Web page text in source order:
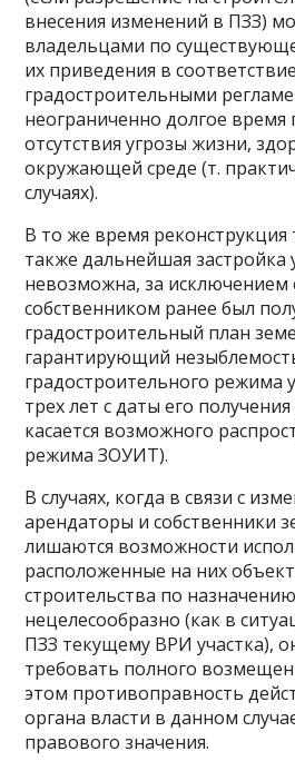
внесения изменений в ПЗЗ)
владельцами по
их приведения в
градостроительными
неограниченно долгое время
отсутствия угрозы жизни,
окружающей среде (т.
случаях).
В то же время реконструкция
также дальнейшая застройка
невозможна, за исключением
собственником ранее был
градостроительный план
гарантирующий
градостроительного режима
трех лет с даты его
касается возможного
режима ЗОУИТ).
В случаях, когда в связи с
арендаторы и собственники
лишаются возможности
расположенные на них
строительства по
нецелесообразно (как в
ПЗЗ текущему ВРИ участка),
требовать полного
этом противоправность
органа власти в данном
правового значения.